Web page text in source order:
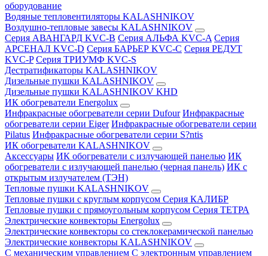
оборудование
Водяные тепловентиляторы KALASHNIKOV
Воздушно-тепловые завесы KALASHNIKOV
Серия АВАНГАРД KVC-B Серия АЛЬФА KVC-A Серия
АРСЕНАЛ KVC-D Серия БАРЬЕР KVC-C Серия РЕДУТ
KVC-P Серия ТРИУМФ KVC-S
Дестратификаторы KALASHNIKOV
Дизельные пушки KALASHNIKOV
Дизельные пушки KALASHNIKOV KHD
ИК обогреватели Energolux
Инфракрасные обогреватели серии Dufour Инфракрасные
обогреватели серии Eiger Инфракрасные обогреватели серии
Pilatus Инфракрасные обогреватели серии S?ntis
ИК обогреватели KALASHNIKOV
Аксессуары ИК обогреватели с излучающей панелью ИК
обогреватели с излучающей панелью (черная панель) ИК с
открытым излучателем (ТЭН)
Тепловые пушки KALASHNIKOV
Тепловые пушки с круглым корпусом Серия КАЛИБР
Тепловые пушки с прямоугольным корпусом Серия ТЕТРА
Электрические конвекторы Energolux
Электрические конвекторы со стеклокерамической панелью
Электрические конвекторы KALASHNIKOV
С механическим управлением С электронным управлением